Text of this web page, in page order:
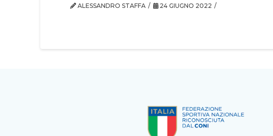
ALESSANDRO STAFFA 24 GIUGNO 2022